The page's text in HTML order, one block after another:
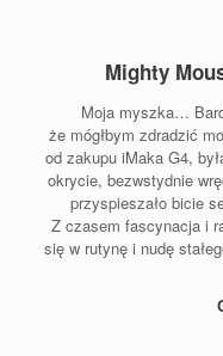
Mighty
Moja myszka…
że mógłbym zdradzić
od zakupu iMaka G4,
okrycie, bezwstydnie
przyspieszało bicie
Z czasem fascynacja i
się w rutynę i nudę